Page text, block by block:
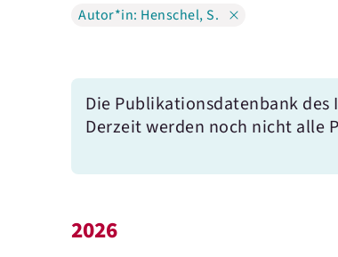
Autor*in: Henschel, S.
Die Publikationsdatenbank des
Derzeit werden noch nicht alle
2026